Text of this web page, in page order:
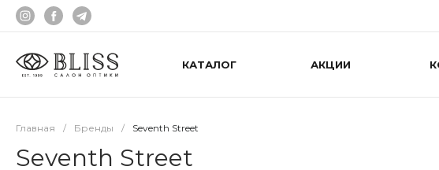
КАТАЛОГ АКЦИИ
Главная / Бренды / Seventh Street
Seventh Street